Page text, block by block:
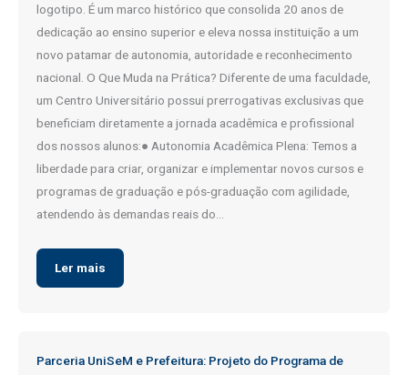
logotipo. É um marco histórico que consolida 20 anos de
dedicação ao ensino superior e eleva nossa instituição a um
novo patamar de autonomia, autoridade e reconhecimento
nacional. O Que Muda na Prática? Diferente de uma faculdade,
um Centro Universitário possui prerrogativas exclusivas que
beneficiam diretamente a jornada acadêmica e profissional
dos nossos alunos:● Autonomia Acadêmica Plena: Temos a
liberdade para criar, organizar e implementar novos cursos e
programas de graduação e pós-graduação com agilidade,
atendendo às demandas reais do…
Ler mais
Parceria UniSeM e Prefeitura: Projeto do Programa de